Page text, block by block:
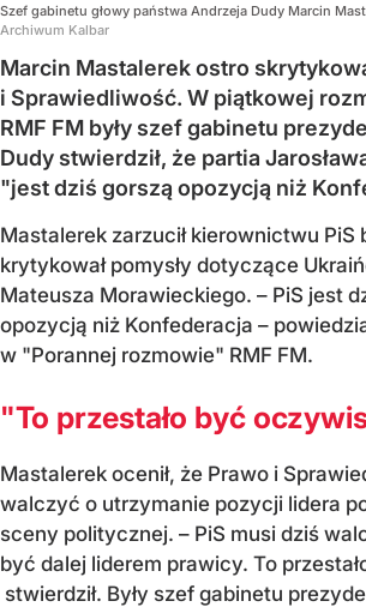
Szef gabinetu głowy państwa Andrzeja Dudy Marcin
Archiwum Kalbar
Marcin Mastalerek ostro
i Sprawiedliwość. W piątkowej
RMF FM były szef gabinetu
Dudy stwierdził, że partia
"jest dziś gorszą opozycją niż
Mastalerek zarzucił kierownictwu PiS
krytykował pomysły dotyczące
Mateusza Morawieckiego. – PiS jest
opozycją niż Konfederacja –
w "Porannej rozmowie" RMF FM.
"To przestało być
Mastalerek ocenił, że Prawo i
walczyć o utrzymanie pozycji lidera
sceny politycznej. – PiS musi dziś
być dalej liderem prawicy. To
stwierdził. Były szef gabinetu